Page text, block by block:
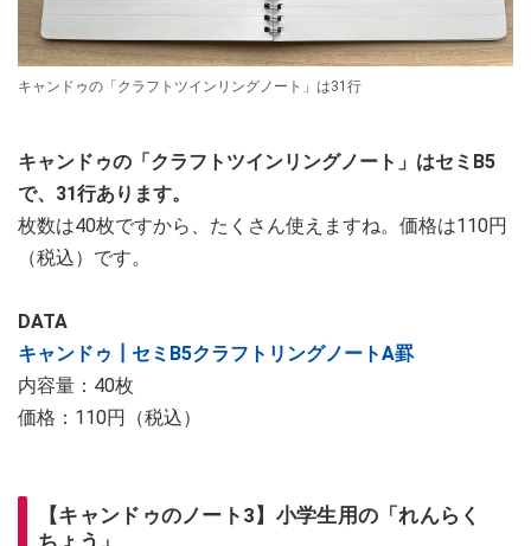
キャンドゥの「クラフトツインリングノート」は31行
キャンドゥの「クラフトツインリングノート」はセミB5
で、31行あります。
枚数は40枚ですから、たくさん使えますね。価格は110円
（税込）です。
DATA
キャンドゥ┃セミB5クラフトリングノートA罫
内容量：40枚
価格：110円（税込）
【キャンドゥのノート3】小学生用の「れんらく